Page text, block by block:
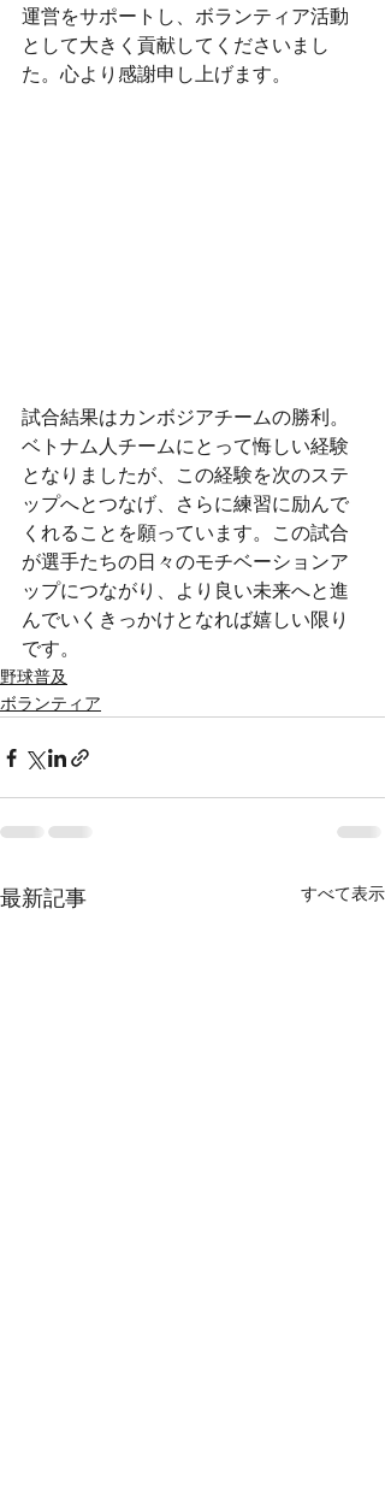
運営をサポートし、ボランティア活動
として大きく貢献してくださいまし
た。心より感謝申し上げます。
試合結果はカンボジアチームの勝利。
ベトナム人チームにとって悔しい経験
となりましたが、この経験を次のステ
ップへとつなげ、さらに練習に励んで
くれることを願っています。この試合
が選手たちの日々のモチベーションア
ップにつながり、より良い未来へと進
んでいくきっかけとなれば嬉しい限り
です。
野球普及
ボランティア
最新記事 すべて表示